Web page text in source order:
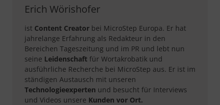
Erich Wörishofer
ist Content Creator bei MicroStep Europa. Er hat
jahrelange Erfahrung als Redakteur in den
Bereichen Tageszeitung und im PR und lebt nun
seine Leidenschaft für Wortakrobatik und
ausführliche Recherche bei MicroStep aus. Er ist im
ständigen Austausch mit unseren
Technologieexperten und besucht für Interviews
und Videos unsere Kunden vor Ort.​